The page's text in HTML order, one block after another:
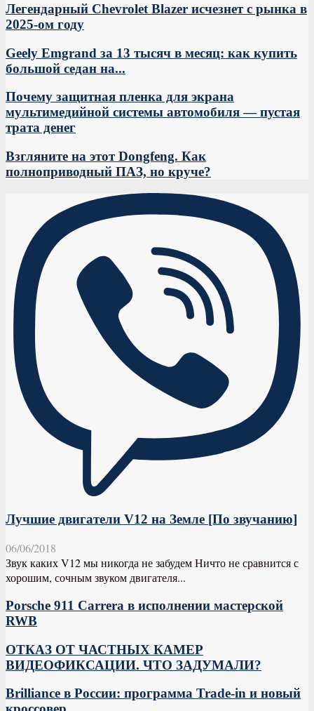
Легендарный Chevrolet Blazer исчезнет с рынка в
2025-ом году
Geely Emgrand за 13 тысяч в месяц: как купить
большой седан на...
Почему защитная пленка для экрана
мультимедийной системы автомобиля — пустая
трата денег
Взгляните на этот Dongfeng. Как
полноприводный ПАЗ, но круче?
Лучшие двигатели V12 на Земле [По звучанию]
06/06/2018
Звук каких V12 мы никогда не забудем Ничто не сравнится с
хорошим, сочным звуком двигателя...
Porsche 911 Carrera в исполнении мастерской
RWB
ОТКАЗ ОТ ЧАСТНЫХ КАМЕР
ВИДЕОФИКСАЦИИ. ЧТО ЗАДУМАЛИ?
Brilliance в России: программа Trade-in и новый